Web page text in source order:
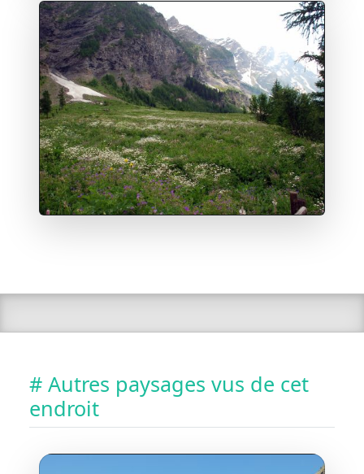
# Autres paysages vus de cet
endroit